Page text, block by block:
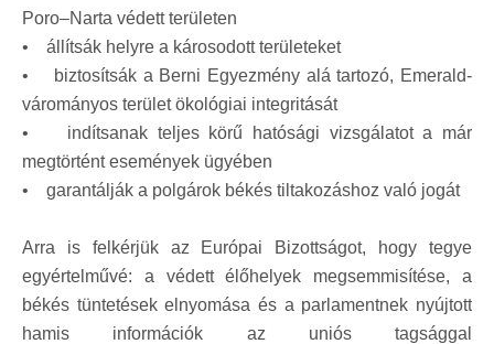
Poro–Narta védett területen
• állítsák helyre a károsodott területeket
• biztosítsák a Berni Egyezmény alá tartozó, Emerald-
várományos terület ökológiai integritását
• indítsanak teljes körű hatósági vizsgálatot a már
megtörtént események ügyében
• garantálják a polgárok békés tiltakozáshoz való jogát
Arra is felkérjük az Európai Bizottságot, hogy tegye
egyértelművé: a védett élőhelyek megsemmisítése, a
békés tüntetések elnyomása és a parlamentnek nyújtott
hamis információk az uniós tagsággal